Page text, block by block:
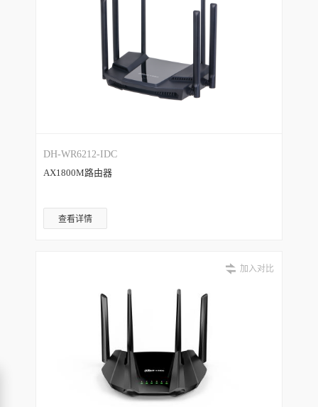
DH-WR6212-IDC
AX1800M路由器
查看详情
加入对比